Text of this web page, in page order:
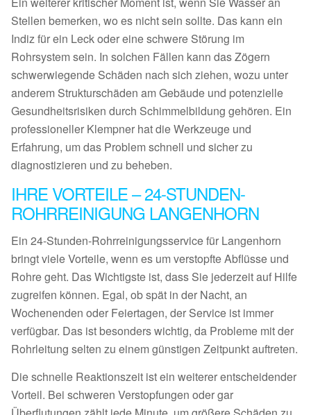
Stellen bemerken, wo es nicht sein sollte. Das kann ein
Indiz für ein Leck oder eine schwere Störung im
Rohrsystem sein. In solchen Fällen kann das Zögern
schwerwiegende Schäden nach sich ziehen, wozu unter
anderem Strukturschäden am Gebäude und potenzielle
Gesundheitsrisiken durch Schimmelbildung gehören. Ein
professioneller Klempner hat die Werkzeuge und
Erfahrung, um das Problem schnell und sicher zu
diagnostizieren und zu beheben.
IHRE VORTEILE – 24-STUNDEN-
ROHRREINIGUNG LANGENHORN
Ein 24-Stunden-Rohrreinigungsservice für Langenhorn
bringt viele Vorteile, wenn es um verstopfte Abflüsse und
Rohre geht. Das Wichtigste ist, dass Sie jederzeit auf Hilfe
zugreifen können. Egal, ob spät in der Nacht, an
Wochenenden oder Feiertagen, der Service ist immer
verfügbar. Das ist besonders wichtig, da Probleme mit der
Rohrleitung selten zu einem günstigen Zeitpunkt auftreten.
Die schnelle Reaktionszeit ist ein weiterer entscheidender
Vorteil. Bei schweren Verstopfungen oder gar